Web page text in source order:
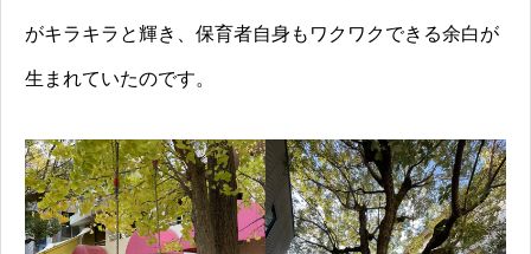
がキラキラと輝き、保育者自身もワクワクできる余白が
生まれていたのです。